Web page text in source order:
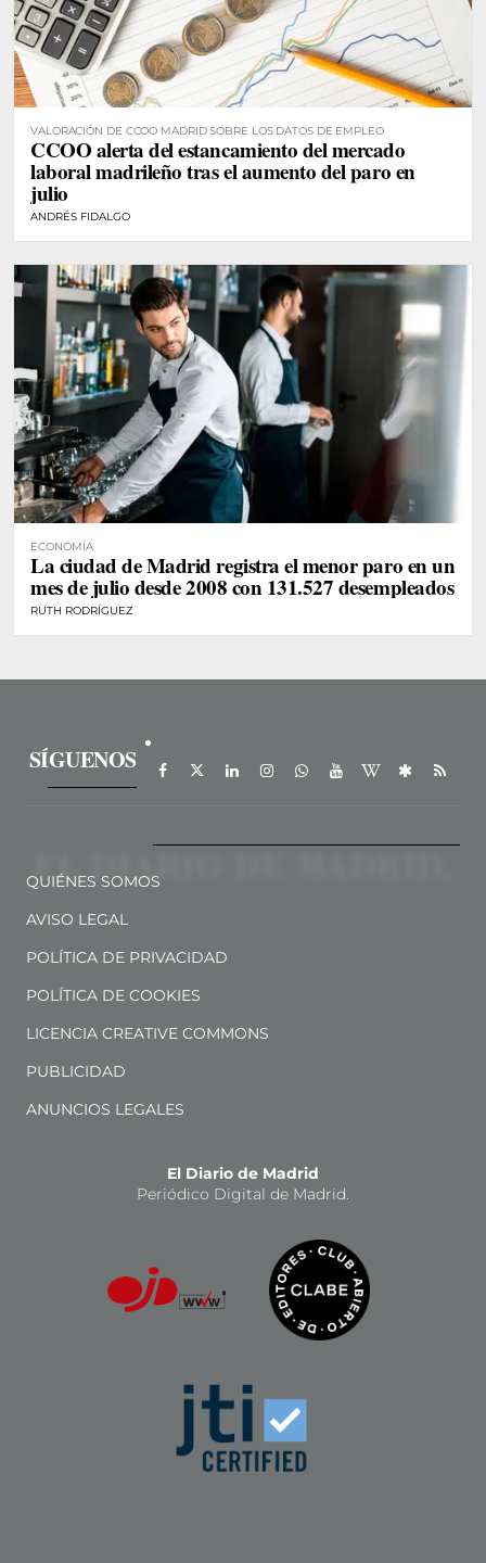
VALORACIÓN DE CCOO MADRID SOBRE LOS DATOS DE EMPLEO
CCOO alerta del estancamiento del mercado
laboral madrileño tras el aumento del paro en
julio
ANDRÉS FIDALGO
ECONOMÍA
La ciudad de Madrid registra el menor paro en un
mes de julio desde 2008 con 131.527 desempleados
RUTH RODRÍGUEZ
SÍGUENOS
QUIÉNES SOMOS
AVISO LEGAL
POLÍTICA DE PRIVACIDAD
POLÍTICA DE COOKIES
LICENCIA CREATIVE COMMONS
PUBLICIDAD
ANUNCIOS LEGALES
El Diario de Madrid
Periódico Digital de Madrid.